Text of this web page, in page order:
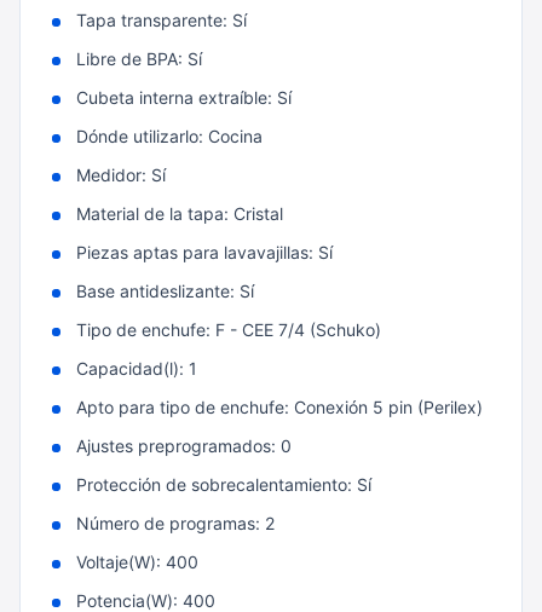
Tapa transparente: Sí
Libre de BPA: Sí
Cubeta interna extraíble: Sí
Dónde utilizarlo: Cocina
Medidor: Sí
Material de la tapa: Cristal
Piezas aptas para lavavajillas: Sí
Base antideslizante: Sí
Tipo de enchufe: F - CEE 7/4 (Schuko)
Capacidad(l): 1
Apto para tipo de enchufe: Conexión 5 pin (Perilex)
Ajustes preprogramados: 0
Protección de sobrecalentamiento: Sí
Número de programas: 2
Voltaje(W): 400
Potencia(W): 400